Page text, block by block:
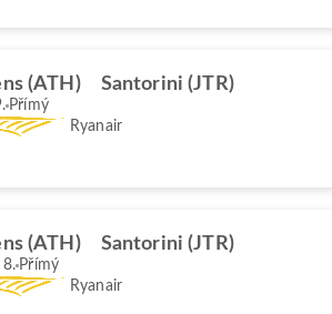
(ATH) Santorini (JTR)
Přímý
Ryanair
(ATH) Santorini (JTR)
8. Přímý
Ryanair